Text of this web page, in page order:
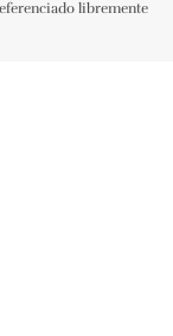
libremente